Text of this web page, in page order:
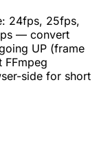
24fps, 25fps,
— convert
UP (frame
side for short